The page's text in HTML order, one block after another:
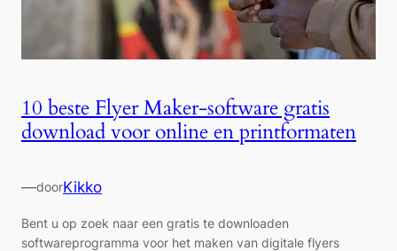
10 beste Flyer Maker-software gratis
download voor online en printformaten
—doorKikko
Bent u op zoek naar een gratis te downloaden
softwareprogramma voor het maken van digitale flyers